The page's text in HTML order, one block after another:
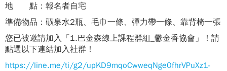
地 點：報名者自宅
準備物品：礦泉水2瓶、毛巾一條、彈力帶一條、靠背椅一張
您已被邀請加入「1.巴金森線上課程群組_鬱金香協會」！請
點選以下連結加入社群！
https://line.me/ti/g2/upKD9mqoCwweqNge0fhrVPuXz1-